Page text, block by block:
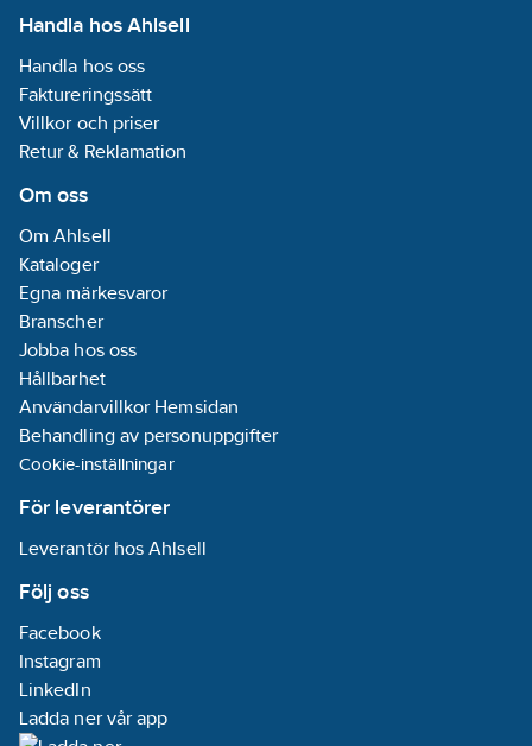
Handla hos Ahlsell
Handla hos oss
Faktureringssätt
Villkor och priser
Retur & Reklamation
Om oss
Om Ahlsell
Kataloger
Egna märkesvaror
Branscher
Jobba hos oss
Hållbarhet
Användarvillkor Hemsidan
Behandling av personuppgifter
Cookie-inställningar
För leverantörer
Leverantör hos Ahlsell
Följ oss
Facebook
Instagram
LinkedIn
Ladda ner vår app